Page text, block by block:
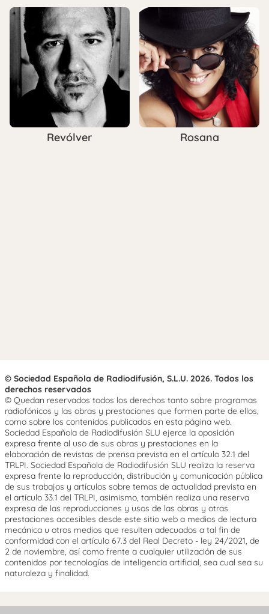
Revólver Rosana
© Sociedad Española de Radiodifusión, S.L.U. 2026. Todos los
derechos reservados
© Quedan reservados todos los derechos tanto sobre programas
radiofónicos y las obras y prestaciones que formen parte de ellos,
como sobre los contenidos publicados en esta página web.
Sociedad Española de Radiodifusión SLU ejerce la oposición
expresa frente al uso de sus obras y prestaciones en la
elaboración de revistas de prensa prevista en el artículo 32.1 del
TRLPI. Sociedad Española de Radiodifusión SLU realiza la reserva
expresa frente la reproducción, distribución y comunicación pública
de sus trabajos y artículos sobre temas de actualidad prevista en
el artículo 33.1 del TRLPI, asimismo, también realiza una reserva
expresa de las reproducciones y usos de las obras y otras
prestaciones accesibles desde este sitio web a medios de lectura
mecánica u otros medios que resulten adecuados a tal fin de
conformidad con el artículo 67.3 del Real Decreto - ley 24/2021, de
2 de noviembre, así como frente a cualquier utilización de sus
contenidos por tecnologías de inteligencia artificial, sea cual sea su
naturaleza y finalidad.